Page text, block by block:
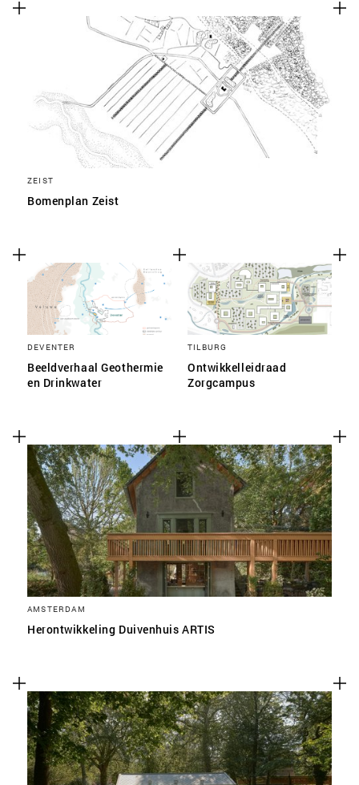
ZEIST
Bomenplan Zeist
DEVENTER
Beeldverhaal Geothermie
en Drinkwater
TILBURG
Ontwikkelleidraad
Zorgcampus
AMSTERDAM
Herontwikkeling Duivenhuis ARTIS
SLA VOORKEUREN OP